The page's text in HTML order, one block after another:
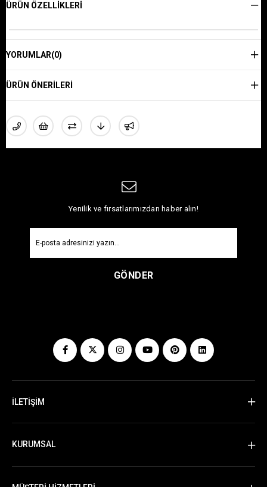
ÜRÜN ÖZELLIKLERI
YORUMLAR(0)
ÜRÜN ÖNERILERI
Yenilik ve fırsatlarımızdan haber alın!
GÖNDER
İLETİŞİM
KURUMSAL